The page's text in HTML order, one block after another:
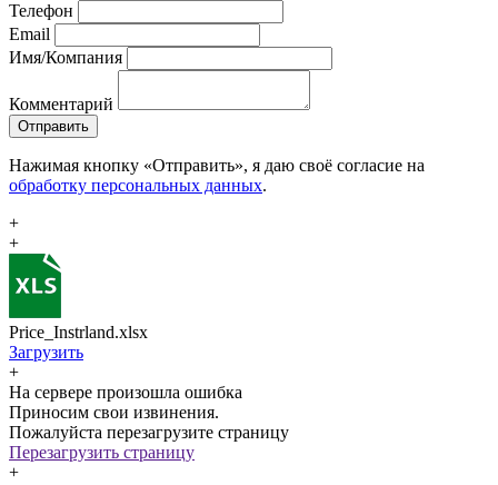
Телефон
Email
Имя/Компания
Комментарий
Отправить
Нажимая кнопку «Отправить», я даю своё согласие на
обработку персональных данных.
+
+
Price_Instrland.xlsx
Загрузить
+
На сервере произошла ошибка
Приносим свои извинения.
Пожалуйста перезагрузите страницу
Перезагрузить страницу
+